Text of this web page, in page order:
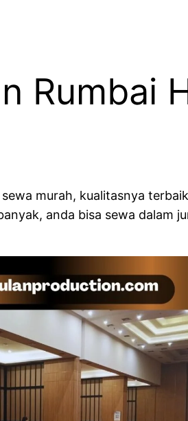
Rumbai
murah, kualitasnya
anda bisa sewa dalam